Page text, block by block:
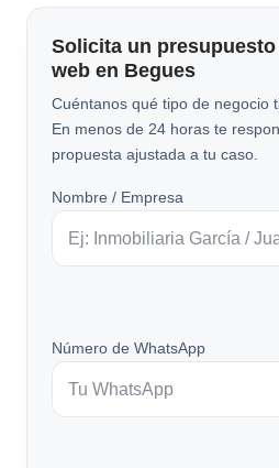
Solicita un
web en Begues
Cuéntanos qué tipo de negocio
En menos de 24 horas te
propuesta ajustada a tu caso.
Nombre / Empresa
Número de WhatsApp